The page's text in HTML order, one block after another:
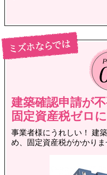
建築確認申請が
固定資産税ゼロに
事業者様にうれしい！
建
め、固定資産税がかかりま